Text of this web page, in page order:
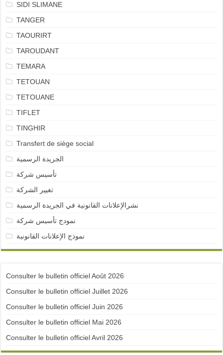
SIDI SLIMANE
TANGER
TAOURIRT
TAROUDANT
TEMARA
TETOUAN
TETOUANE
TIFLET
TINGHIR
Transfert de siège social
الجريدة الرسمية
تأسيس شركة
تغيير الشركة
نشرالإعلانات القانونية في الجريدة الرسمية
نمودج تأسيس شركة
نموذج الإعلانات القانونية
Consulter le bulletin officiel Août 2026
Consulter le bulletin officiel Juillet 2026
Consulter le bulletin officiel Juin 2026
Consulter le bulletin officiel Mai 2026
Consulter le bulletin officiel Avril 2026